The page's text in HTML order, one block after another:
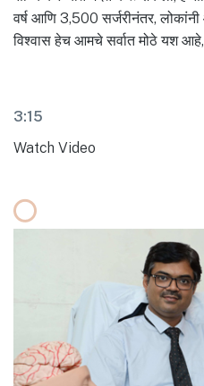
वर्ष आणि 3,500 सर्जरीनंतर,
विश्वास हेच आमचे सर्वात मोठे यश
3:15
Watch Video